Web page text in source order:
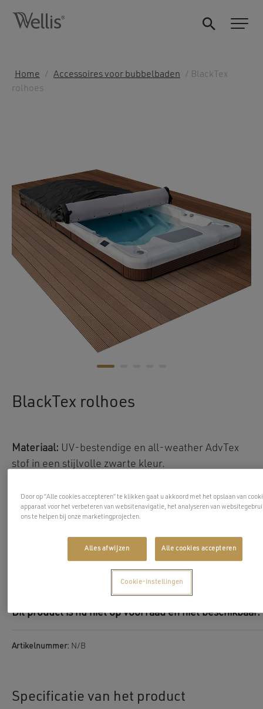
Home / Accessoires voor bubbelbaden
/ BlackTex
rolhoes
BlackTex rolhoes
Materiaal: UV-bestendige en all-weather AdvTex
stof in een stijlvolle zwarte kleur.
de Swim Spa.
Beveiliging:Beveiligd met
Nauwkeurige afmetingen:Alle daken worden op
maat gemaakt, voor een perfecte pasvorm.
Dit product is nu niet op voorraad en niet beschikbaar.
Artikelnummer: N/B
Specificatie van het product
Door op “Alle cookies accepteren” te klikken gaat u akkoord met het opslaan van
apparaat voor het verbeteren van websitenavigatie, het analyseren van
ons te helpen bij onze marketingprojecten.
Alles afwijzen Alle cookies accepteren
Cookie-instellingen